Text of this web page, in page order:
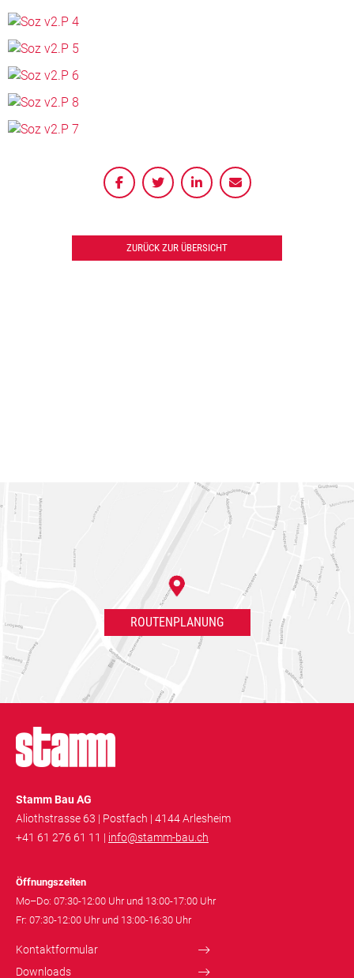
ZURÜCK ZUR ÜBERSICHT
Stamm Bau AG
Aliothstrasse 63 | Postfach | 4144 Arlesheim
+41 61 276 61 11 | info@stamm-bau.ch
Öffnungszeiten
Mo–Do: 07:30-12:00 Uhr und 13:00-17:00 Uhr
Fr: 07:30-12:00 Uhr und 13:00-16:30 Uhr
Kontaktformular
Downloads
ROUTENPLANUNG